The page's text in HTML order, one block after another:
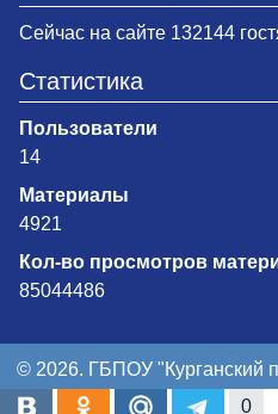
0
Сейчас на сайте 132144
Статистика
Пользователи
14
Материалы
4921
Кол-во просмотров
85044486
© 2026. ГБПОУ "Курганский